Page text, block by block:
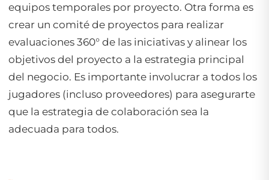
equipos temporales por proyecto. Otra forma es
crear un comité de proyectos para realizar
evaluaciones 360° de las iniciativas y alinear los
objetivos del proyecto a la estrategia principal
del negocio. Es importante involucrar a todos los
jugadores (incluso proveedores) para asegurarte
que la estrategia de colaboración sea la
adecuada para todos.